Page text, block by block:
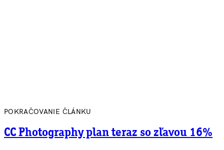
POKRAČOVANIE ČLÁNKU
CC Photography plan teraz so zľavou 16%